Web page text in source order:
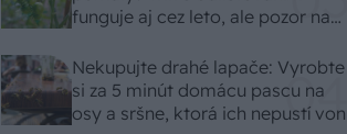
funguje aj cez leto, ale pozor na
Nekupujte drahé lapače: Vyrobte
si za 5 minút domácu pascu na
osy a sršne, ktorá ich nepustí von